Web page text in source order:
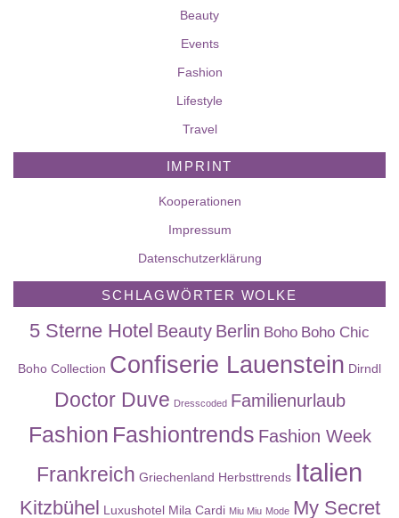
Beauty
Events
Fashion
Lifestyle
Travel
IMPRINT
Kooperationen
Impressum
Datenschutzerklärung
SCHLAGWÖRTER WOLKE
5 Sterne Hotel Beauty Berlin Boho Boho Chic
Boho Collection Confiserie Lauenstein Dirndl
Doctor Duve Dresscoded Familienurlaub
Fashion Fashiontrends Fashion Week
Frankreich Griechenland Herbsttrends Italien
Kitzbühel Luxushotel Mila Cardi Miu Miu Mode My Secret